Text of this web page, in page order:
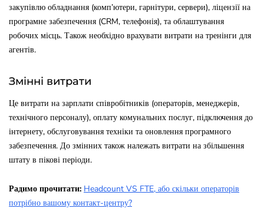
закупівлю обладнання (комп’ютери, гарнітури, сервери), ліцензії на
програмне забезпечення (CRM, телефонія), та облаштування
робочих місць. Також необхідно врахувати витрати на тренінги для
агентів.
Змінні витрати
Це витрати на зарплати співробітників (операторів, менеджерів,
технічного персоналу), оплату комунальних послуг, підключення до
інтернету, обслуговування техніки та оновлення програмного
забезпечення. До змінних також належать витрати на збільшення
штату в пікові періоди.
Радимо прочитати: Headcount VS FTE, або скільки операторів
потрібно вашому контакт-центру?